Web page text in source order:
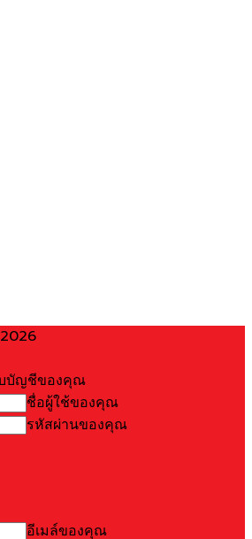
บบัญชีของคุณ
ชื่อผู้ใช้ของคุณ
รหัสผ่านของคุณ
อีเมล์ของคุณ